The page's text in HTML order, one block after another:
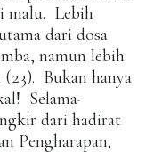
malu. Lebih
dari dosa
namun lebih
Bukan hanya
Selama-
dari hadirat
Pengharapan;